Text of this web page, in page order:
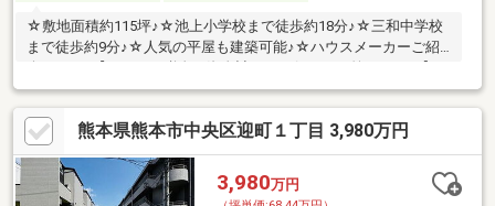
☆敷地面積約115坪♪☆池上小学校まで徒歩約18分♪☆三和中学校
まで徒歩約9分♪☆人気の平屋も建築可能♪☆ハウスメーカーご紹
介します♪【ローン、税金、資金計画など何でもお答えします】Q.
気になるお家がたくさんある！A.すべての物件資料を一括してご
提供します♪Q.住宅ローンはどこの銀行で借りたらいいの？A.諸条
件をお伺いし、お客様にとって最適な金融機関をご提案します♪Q.
未公開情報を知りたい！A.これから公開を予定している物件情報
もご紹介します♪お家探しからアフターサービス・フォローまで、
ワンストップでリアルティストアがお手伝いします♪
熊本県熊本市中央区迎町１丁目 3,980万円
3,980万円